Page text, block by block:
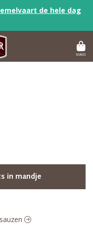
de hele dag
MAND
in mandje